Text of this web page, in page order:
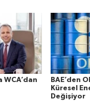
WCA’dan
BAE’den
Küresel
Değişiyor